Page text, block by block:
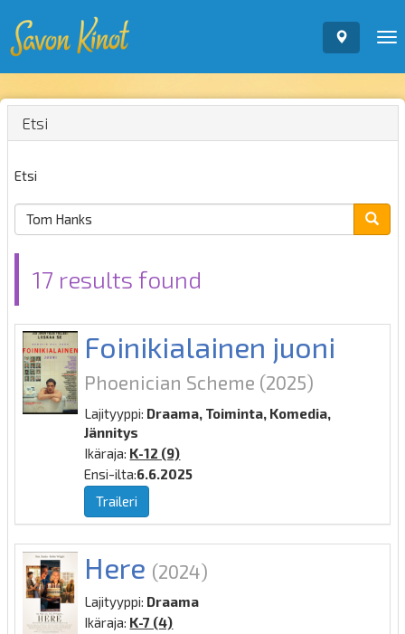
Etsi
Etsi
17 results found
Foinikialainen juoni
Phoenician Scheme (2025)
Lajityyppi: Draama, Toiminta, Komedia,
Jännitys
Ikäraja: K-12 (9)
Ensi-ilta:6.6.2025
Traileri
Here (2024)
Lajityyppi: Draama
Ikäraja: K-7 (4)